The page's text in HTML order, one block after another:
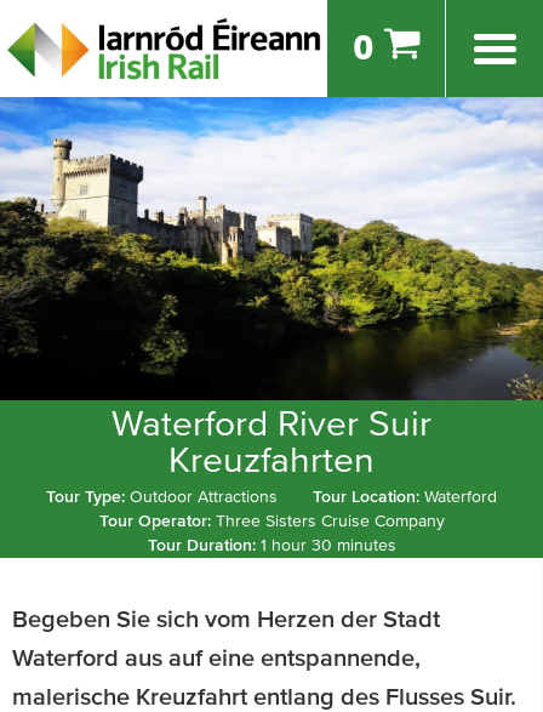
0
Waterford River Suir
Kreuzfahrten
Tour Type:Outdoor Attractions Tour Location: Waterford
Tour Operator: Three Sisters Cruise Company
Tour Duration: 1 hour 30 minutes
Begeben Sie sich vom Herzen der Stadt
Waterford aus auf eine entspannende,
malerische Kreuzfahrt entlang des Flusses Suir.